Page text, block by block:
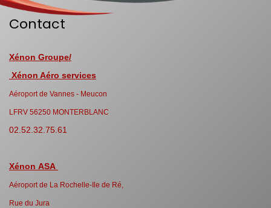
Contact
Xénon Groupe/
Xénon Aéro services
Aéroport de Vannes - Meucon
LFRV 56250 MONTERBLANC
02.52.32.75.61
Xénon ASA
Aéroport de La Rochelle-Ile de Ré,
Rue du Jura